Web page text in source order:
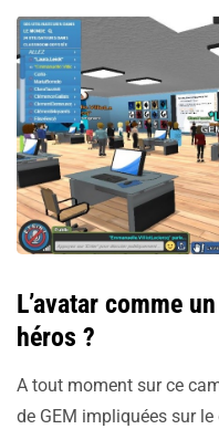
L’avatar comme
héros ?
A tout moment sur ce
de GEM impliquées sur